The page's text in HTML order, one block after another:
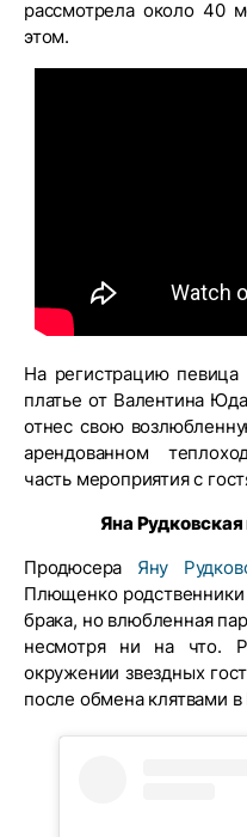
рассмотрела около 40
этом.
На регистрацию певица
платье от Валентина
отнес свою
арендованном
часть мероприятия с
Яна
Продюсера Яну
Плющенко родственники
брака, но влюбленная
несмотря ни на что.
окружении звездных
после обмена клятвами